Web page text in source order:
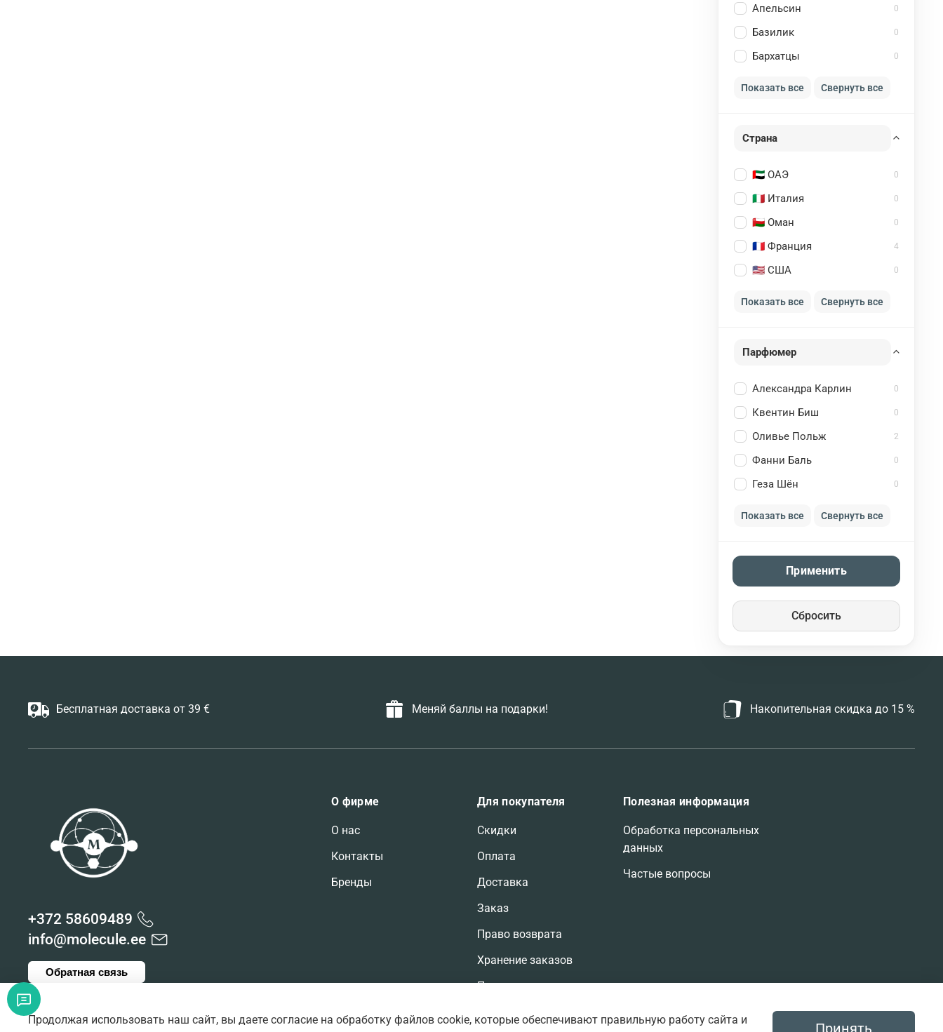
Апельсин 0
Базилик 0
Бархатцы 0
Показать все Свернуть все
Страна
🇦🇪 ОАЭ 0
🇮🇹 Италия 0
🇴🇲 Оман 0
🇫🇷 Франция 4
🇺🇸 США 0
Показать все Свернуть все
Парфюмер
Александра Карлин 0
Квентин Биш 0
Оливье Польж 2
Фанни Баль 0
Геза Шён 0
Показать все Свернуть все
Применить
Сбросить
Бесплатная доставка от 39 € Меняй баллы на подарки! Накопительная скидка до 15 %
О фирме
О нас
Контакты
Бренды
Для покупателя
Скидки
Оплата
Доставка
Заказ
Право возврата
Хранение заказов
Претензии по заказам
Полезная информация
Обработка персональных
данных
Частые вопросы
+372 58609489
info@molecule.ee
Обратная связь
Продолжая использовать наш сайт, вы даете согласие на обработку файлов cookie, которые обеспечивают правильную работу сайта и
Принять